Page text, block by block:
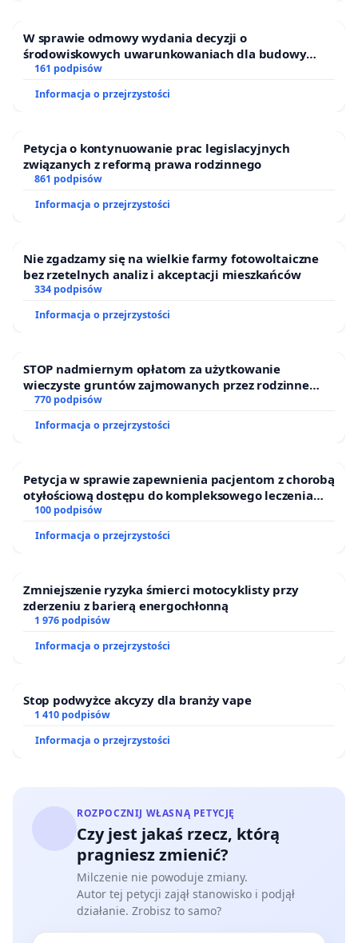
W sprawie odmowy wydania decyzji o
środowiskowych uwarunkowaniach dla budowy
zakładu wytwarzania biometanu „Krynki” w
Ostrowiu Południowym oraz ochrony mieszkańców i
Puszczy Knyszyńskiej
161 podpisów
Informacja o przejrzystości
Petycja o kontynuowanie prac legislacyjnych
związanych z reformą prawa rodzinnego
861 podpisów
Informacja o przejrzystości
Nie zgadzamy się na wielkie farmy fotowoltaiczne
bez rzetelnych analiz i akceptacji mieszkańców
334 podpisów
Informacja o przejrzystości
STOP nadmiernym opłatom za użytkowanie
wieczyste gruntów zajmowanych przez rodzinne
ogrody działkowe.
770 podpisów
Informacja o przejrzystości
Petycja w sprawie zapewnienia pacjentom z chorobą
otyłościową dostępu do kompleksowego leczenia
oraz programów profilaktycznych.
100 podpisów
Informacja o przejrzystości
Zmniejszenie ryzyka śmierci motocyklisty przy
zderzeniu z barierą energochłonną
1 976 podpisów
Informacja o przejrzystości
Stop podwyżce akcyzy dla branży vape
1 410 podpisów
Informacja o przejrzystości
ROZPOCZNIJ WŁASNĄ PETYCJĘ
Czy jest jakaś rzecz, którą
pragniesz zmienić?
Milczenie nie powoduje zmiany.
Autor tej petycji zajął stanowisko i podjął
działanie. Zrobisz to samo?